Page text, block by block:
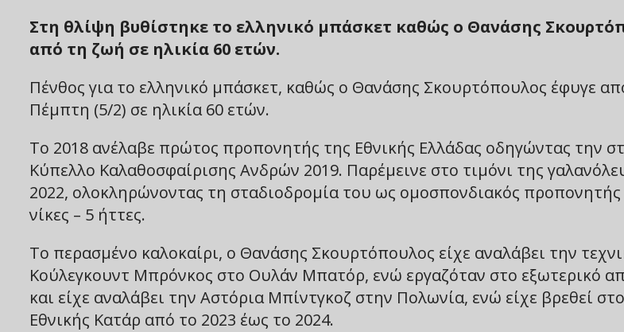
Στη θλίψη βυθίστηκε το ελληνικό μπάσκετ καθώς ο Θανάσης
από τη ζωή σε ηλικία 60 ετών.
Πένθος για το ελληνικό μπάσκετ, καθώς ο Θανάσης Σκουρτόπουλος έφυγε
Πέμπτη (5/2) σε ηλικία 60 ετών.
Το 2018 ανέλαβε πρώτος προπονητής της Εθνικής Ελλάδας οδηγώντας την
Κύπελλο Καλαθοσφαίρισης Ανδρών 2019. Παρέμεινε στο τιμόνι της
2022, ολοκληρώνοντας τη σταδιοδρομία του ως ομοσπονδιακός προπονητής
νίκες – 5 ήττες.
Το περασμένο καλοκαίρι, ο Θανάσης Σκουρτόπουλος είχε αναλάβει την
Κούλεγκουντ Μπρόνκος στο Ουλάν Μπατόρ, ενώ εργαζόταν στο εξωτερικό
και είχε αναλάβει την Αστόρια Μπίντγκοζ στην Πολωνία, ενώ είχε βρεθεί
Εθνικής Κατάρ από το 2023 έως το 2024.